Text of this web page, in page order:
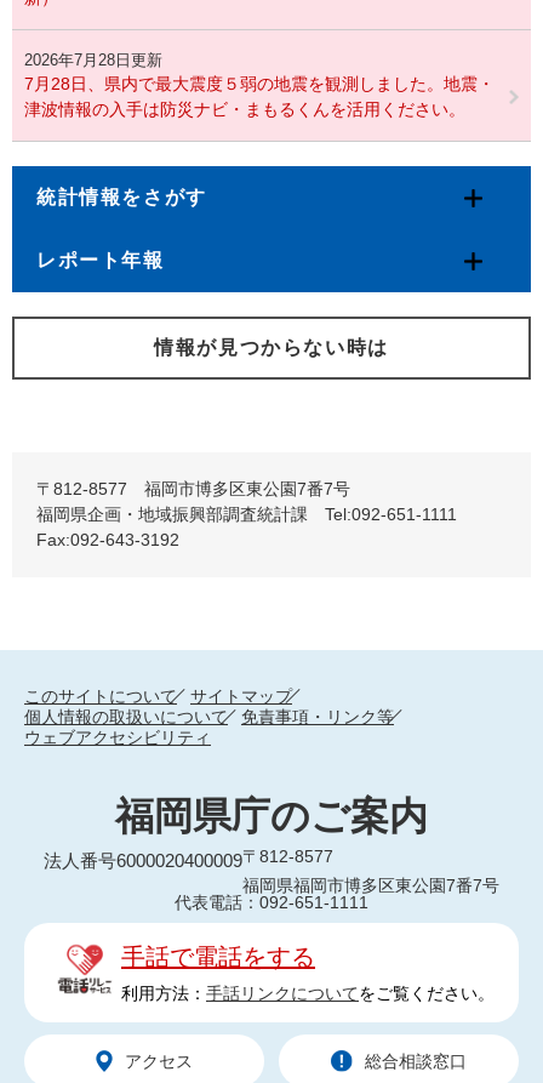
2026年7月28日更新
7月28日、県内で最大震度５弱の地震を観測しました。地震・
津波情報の入手は防災ナビ・まもるくんを活用ください。
統計情報をさがす
レポート年報
情報が見つからない時は
〒812-8577 福岡市博多区東公園7番7号
福岡県企画・地域振興部調査統計課 Tel:092-651-1111
Fax:092-643-3192
このサイトについて
サイトマップ
個人情報の取扱いについて
免責事項・リンク等
ウェブアクセシビリティ
福岡県庁のご案内
法人番号6000020400009〒812-8577
福岡県福岡市博多区東公園7番7号
代表電話：092-651-1111
手話で電話をする
利用方法： 手話リンクについてをご覧ください。
アクセス 総合相談窓口